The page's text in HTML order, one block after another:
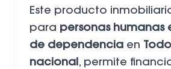
Este producto
para personas humanas
de dependencia en
nacional , permite